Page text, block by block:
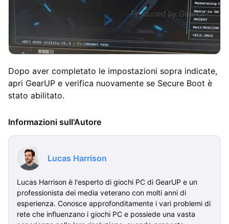
Dopo aver completato le impostazioni sopra indicate,
apri GearUP e verifica nuovamente se Secure Boot è
stato abilitato.
Informazioni sull'Autore
Lucas Harrison
Lucas Harrison è l'esperto di giochi PC di GearUP e un
professionista dei media veterano con molti anni di
esperienza. Conosce approfonditamente i vari problemi di
rete che influenzano i giochi PC e possiede una vasta